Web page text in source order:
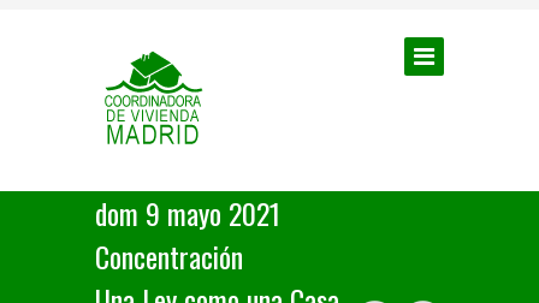
dom 9 mayo 2021
Concentración